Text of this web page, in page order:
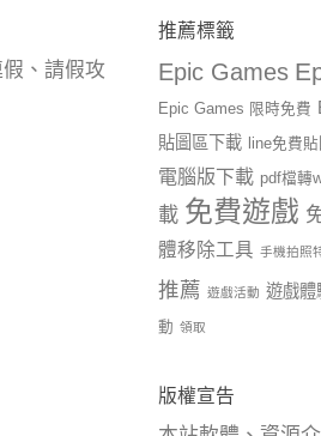
、請假攻
推薦標籤
Epic Games
Epic Games 限時免費
貼圖區下載
line免費
電腦版下載 pdf檔轉
載 免費遊戲
體移除工具 手機拍照
推薦 遊戲活動 遊戲體
動 領取
版權宣告